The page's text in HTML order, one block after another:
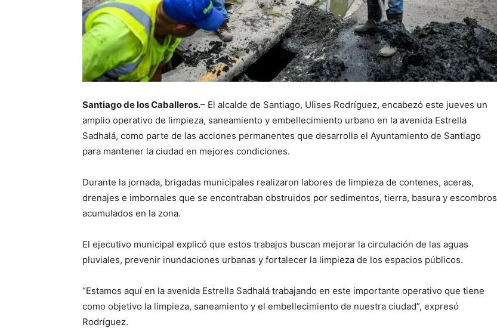
Santiago de los Caballeros.– El alcalde de Santiago, Ulises Rodríguez, encabezó este jueves un
amplio operativo de limpieza, saneamiento y embellecimiento urbano en la avenida Estrella
Sadhalá, como parte de las acciones permanentes que desarrolla el Ayuntamiento de Santiago
para mantener la ciudad en mejores condiciones.
Durante la jornada, brigadas municipales realizaron labores de limpieza de contenes, aceras,
drenajes e imbornales que se encontraban obstruidos por sedimentos, tierra, basura y escombros
acumulados en la zona.
El ejecutivo municipal explicó que estos trabajos buscan mejorar la circulación de las aguas
pluviales, prevenir inundaciones urbanas y fortalecer la limpieza de los espacios públicos.
“Estamos aquí en la avenida Estrella Sadhalá trabajando en este importante operativo que tiene
como objetivo la limpieza, saneamiento y el embellecimiento de nuestra ciudad”, expresó
Rodríguez.